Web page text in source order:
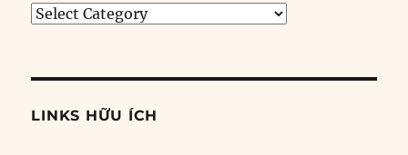
Tìm
đề
LINKS HỮU ÍCH